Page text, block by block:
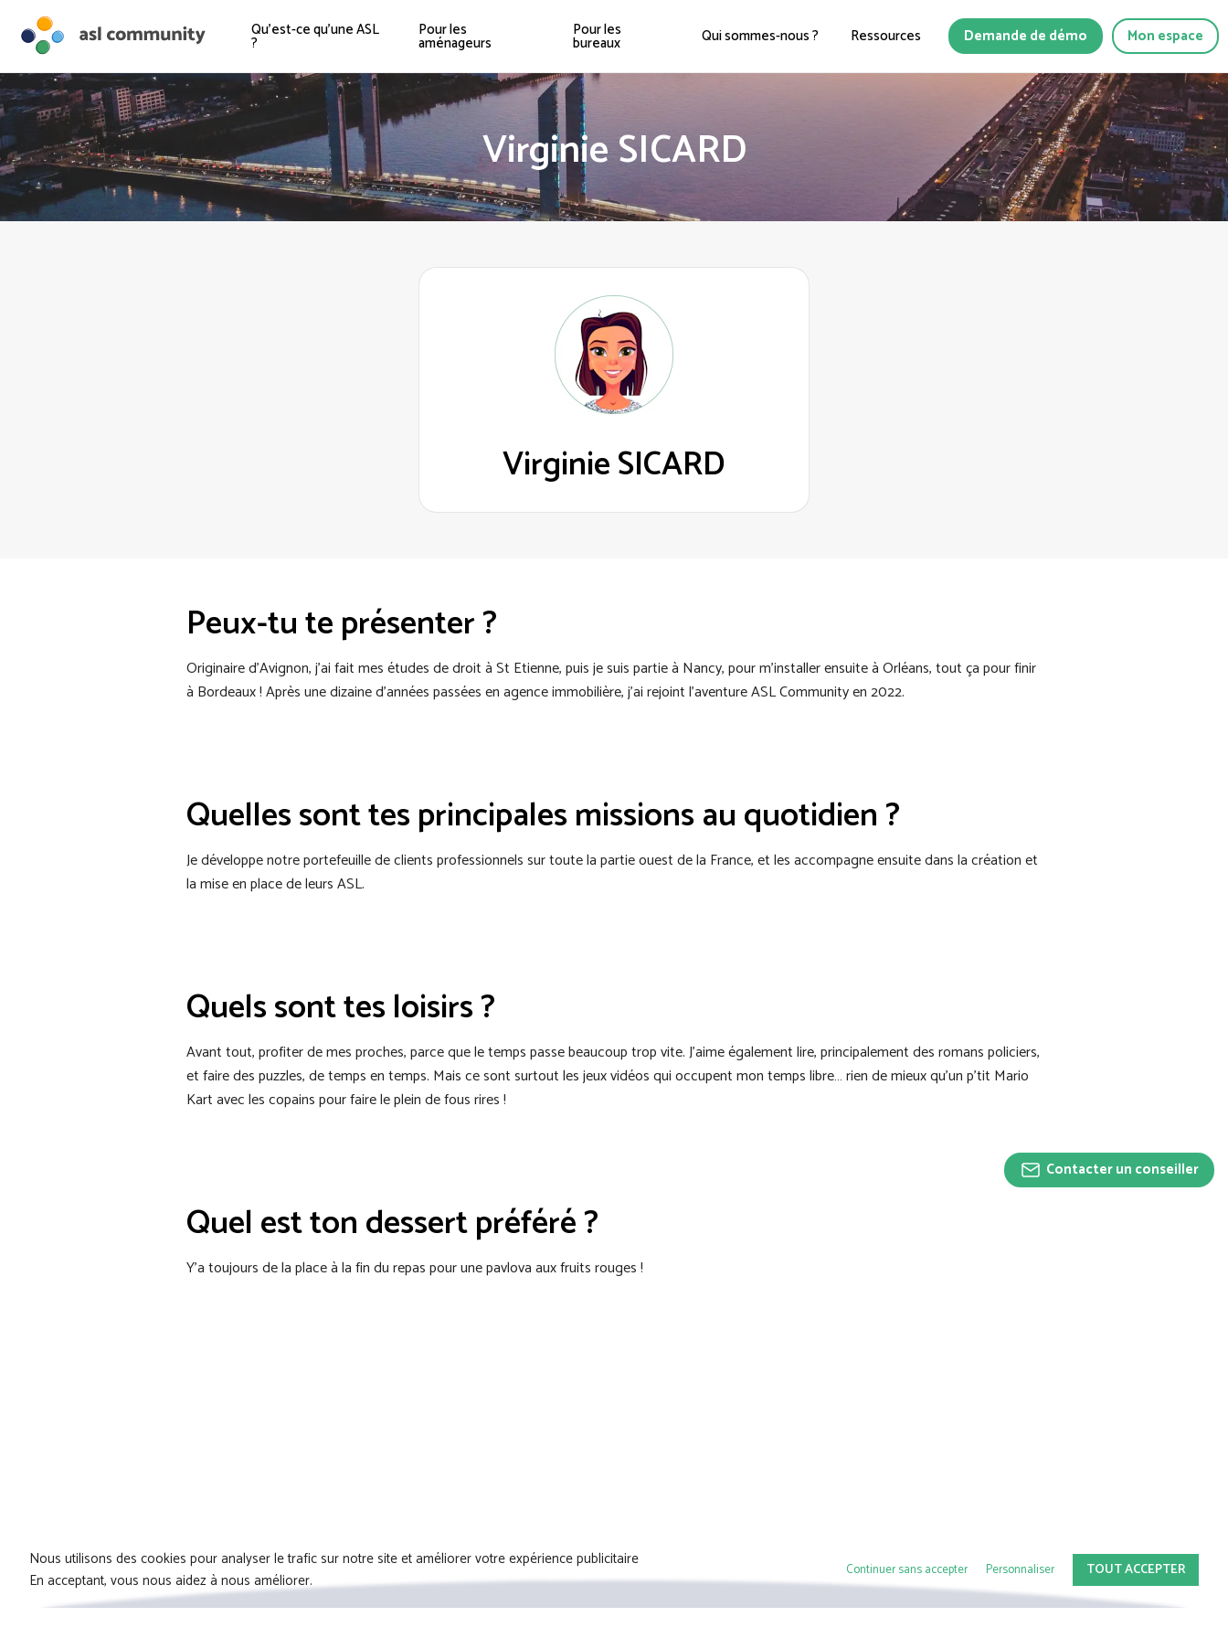
Qu'est-ce qu'une ASL
?
Pour les
aménageurs
Pour les
bureaux Qui sommes-nous ? Ressources Demande de démo Mon espace
Contacter un conseiller
Virginie SICARD
Virginie SICARD
Peux-tu te présenter ?
Originaire d’Avignon, j’ai fait mes études de droit à St Etienne, puis je suis partie à Nancy, pour m’installer ensuite à Orléans, tout ça pour finir
à Bordeaux ! Après une dizaine d’années passées en agence immobilière, j’ai rejoint l’aventure ASL Community en 2022.
Quelles sont tes principales missions au quotidien ?
Je développe notre portefeuille de clients professionnels sur toute la partie ouest de la France, et les accompagne ensuite dans la création et
la mise en place de leurs ASL.
Quels sont tes loisirs ?
Avant tout, profiter de mes proches, parce que le temps passe beaucoup trop vite. J’aime également lire, principalement des romans policiers,
et faire des puzzles, de temps en temps. Mais ce sont surtout les jeux vidéos qui occupent mon temps libre… rien de mieux qu’un p’tit Mario
Kart avec les copains pour faire le plein de fous rires !
Quel est ton dessert préféré ?
Y’a toujours de la place à la fin du repas pour une pavlova aux fruits rouges !
Nous utilisons des cookies pour analyser le trafic sur notre site et améliorer votre expérience publicitaire
En acceptant, vous nous aidez à nous améliorer.
TOUT ACCEPTER
Personnaliser
Continuer sans accepter